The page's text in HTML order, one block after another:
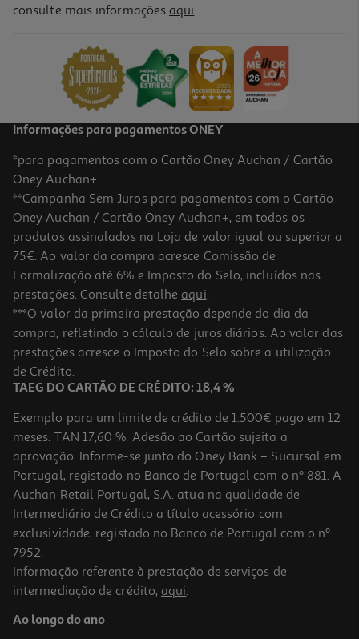
consulte mais informações aqui.
Informações para pagamentos ONEY
*para pagamentos com o Cartão Oney Auchan / Cartão
Oney Auchan+.
**Campanha Sem Juros para pagamentos com o Cartão
Oney Auchan / Cartão Oney Auchan+, em todos os
produtos assinalados na Loja de valor igual ou superior a
75€. Ao valor da compra acresce Comissão de
Formalização até 6% e Imposto do Selo, incluídos nas
prestações. Consulte detalhe aqui.
***O valor da primeira prestação depende do dia da
compra, refletindo o cálculo de juros diários. Ao valor das
prestações acresce o Imposto do Selo sobre a utilização
de Crédito.
TAEG DO CARTÃO DE CRÉDITO: 18,4 %
Exemplo para um limite de crédito de 1.500€ pago em 12
meses. TAN 17,60 %. Adesão ao Cartão sujeita a
aprovação. Informe-se junto do Oney Bank – Sucursal em
Portugal, registado no Banco de Portugal com o nº 881. A
Auchan Retail Portugal, S.A. atua na qualidade de
Intermediário de Crédito a título acessório com
exclusividade, registado no Banco de Portugal com o nº
7952.
Informação referente à prestação de serviços de
intermediação de crédito, aqui.
Ao longo do ano